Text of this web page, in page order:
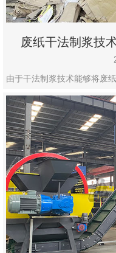
废纸干法制浆技
由于干法制浆技术能够将废